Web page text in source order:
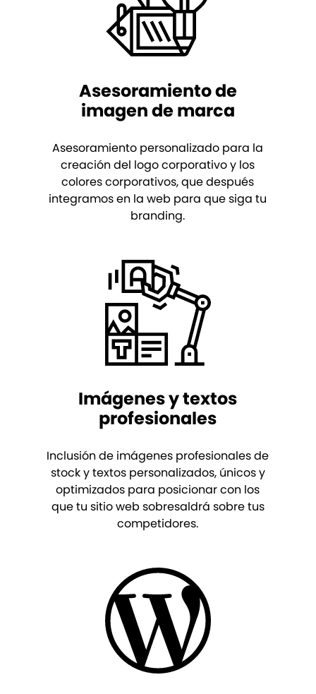
Asesoramiento de
imagen de marca
Asesoramiento personalizado para la
creación del logo corporativo y los
colores corporativos, que después
integramos en la web para que siga tu
branding.
Imágenes y textos
profesionales
Inclusión de imágenes profesionales de
stock y textos personalizados, únicos y
optimizados para posicionar con los
que tu sitio web sobresaldrá sobre tus
competidores.